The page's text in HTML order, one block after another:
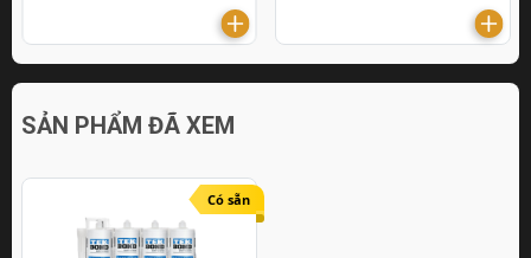
SẢN PHẨM ĐÃ XEM
Có sẵn